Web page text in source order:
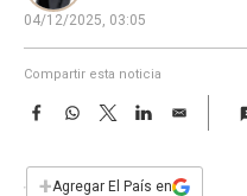
04/12/2025, 03:05
Compartir esta noticia
F
e
W
T
w
t
L
E
i
+Agregar El País en